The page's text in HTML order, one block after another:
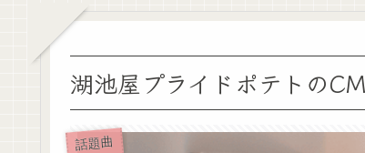
湖池屋プライドポテトの
話題曲